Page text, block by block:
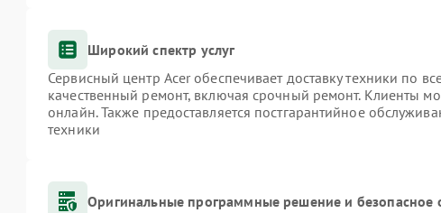
Широкий спектр услуг
Сервисный центр Acer обеспечивает доставку техники по
качественный ремонт, включая срочный ремонт. Клиенты
онлайн. Также предоставляется постгарантийное
техники
Оригинальные программные решение и безопасное